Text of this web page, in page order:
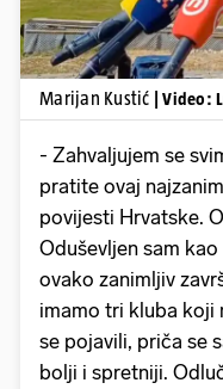
Marijan Kustić | Video:
- Zahvaljujem se
pratite ovaj
povijesti Hrvatske.
Oduševljen sam
ovako zanimljiv
imamo tri kluba koji
se pojavili, priča se
bolji i spretniji.